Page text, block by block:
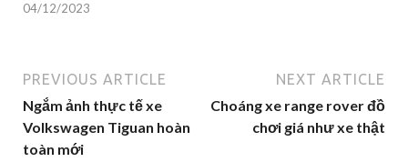
04/12/2023
PREVIOUS ARTICLE
Ngắm ảnh thực tế xe
Volkswagen Tiguan hoàn
toàn mới
NEXT ARTICLE
Choáng xe range rover đồ
chơi giá như xe thật